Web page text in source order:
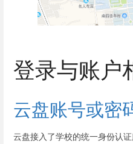
登录与账户
云盘账号或密
云盘接入了学校的统一身份认